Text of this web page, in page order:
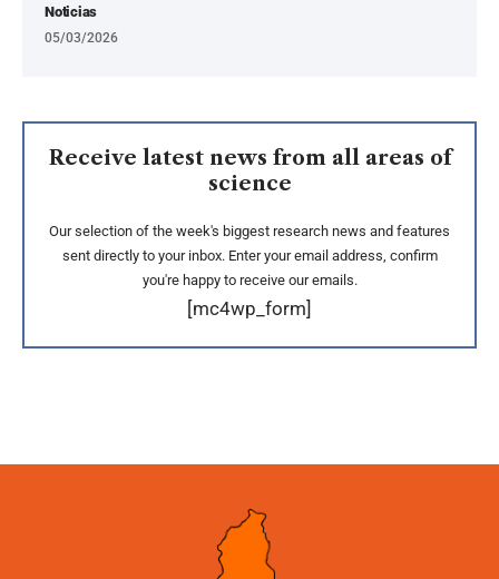
Noticias
05/03/2026
Receive latest news from all areas of
science
Our selection of the week's biggest research news and features
sent directly to your inbox. Enter your email address, confirm
you're happy to receive our emails.
[mc4wp_form]